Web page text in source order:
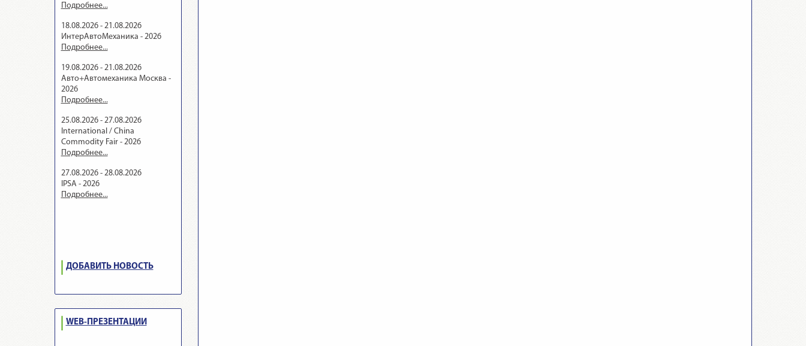
Подробнее...
18.08.2026 - 21.08.2026
ИнтерАвтоМеханика - 2026
Подробнее...
19.08.2026 - 21.08.2026
Авто+Автомеханика Москва -
2026
Подробнее...
25.08.2026 - 27.08.2026
International / China
Commodity Fair - 2026
Подробнее...
27.08.2026 - 28.08.2026
IPSA - 2026
Подробнее...
ДОБАВИТЬ НОВОСТЬ
WEB-ПРЕЗЕНТАЦИИ